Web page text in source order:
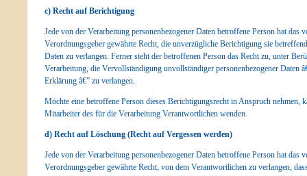
c) Recht auf Berichtigung
Jede von der Verarbeitung personenbezogener Daten betroffene Person hat das
Verordnungsgeber gewährte Recht, die unverzügliche Berichtigung sie
Daten zu verlangen. Ferner steht der betroffenen Person das Recht zu, unter
Verarbeitung, die Vervollständigung unvollständiger personenbezogener Daten
Erklärung â€” zu verlangen.
Möchte eine betroffene Person dieses Berichtigungsrecht in Anspruch nehmen,
Mitarbeiter des für die Verarbeitung Verantwortlichen wenden.
d) Recht auf Löschung (Recht auf Vergessen werden)
Jede von der Verarbeitung personenbezogener Daten betroffene Person hat das
Verordnungsgeber gewährte Recht, von dem Verantwortlichen zu verlangen,